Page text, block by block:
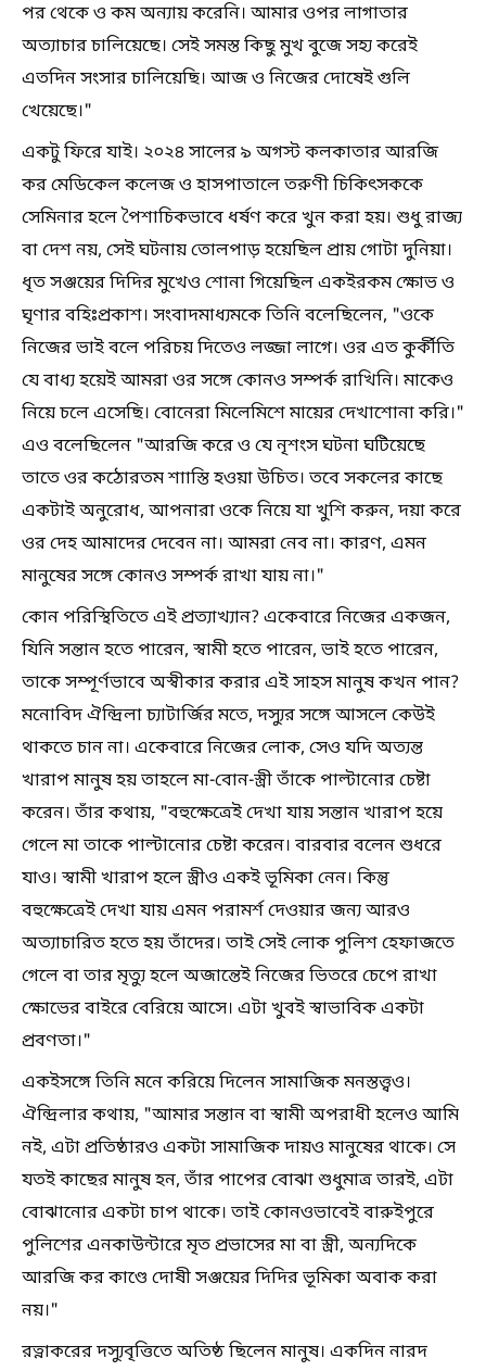
পর থেকে ও কম অন্যায় করেনি। আমার ওপর লাগাতার
অত্যাচার চালিয়েছে। সেই সমস্ত কিছু মুখ বুজে সহ্য করেই
এতদিন সংসার চালিয়েছি। আজ ও নিজের দোষেই গুলি
খেয়েছে।"
একটু ফিরে যাই। ২০২৪ সালের ৯ অগস্ট কলকাতার আরজি
কর মেডিকেল কলেজ ও হাসপাতালে তরুণী চিকিৎসককে
সেমিনার হলে পৈশাচিকভাবে ধর্ষণ করে খুন করা হয়। শুধু রাজ্য
বা দেশ নয়, সেই ঘটনায় তোলপাড় হয়েছিল প্রায় গোটা দুনিয়া।
ধৃত সঞ্জয়ের দিদির মুখেও শোনা গিয়েছিল একইরকম ক্ষোভ ও
ঘৃণার বহিঃপ্রকাশ। সংবাদমাধ্যমকে তিনি বলেছিলেন, "ওকে
নিজের ভাই বলে পরিচয় দিতেও লজ্জা লাগে। ওর এত কুর্কীতি
যে বাধ্য হয়েই আমরা ওর সঙ্গে কোনও সম্পর্ক রাখিনি। মাকেও
নিয়ে চলে এসেছি। বোনেরা মিলেমিশে মায়ের দেখাশোনা করি।"
এও বলেছিলেন "আরজি করে ও যে নৃশংস ঘটনা ঘটিয়েছে
তাতে ওর কঠোরতম শাাস্তি হওয়া উচিত। তবে সকলের কাছে
একটাই অনুরোধ, আপনারা ওকে নিয়ে যা খুশি করুন, দয়া করে
ওর দেহ আমাদের দেবেন না। আমরা নেব না। কারণ, এমন
মানুষের সঙ্গে কোনও সম্পর্ক রাখা যায় না।"
কোন পরিস্থিতিতে এই প্রত্যাখ্যান? একেবারে নিজের একজন,
যিনি সন্তান হতে পারেন, স্বামী হতে পারেন, ভাই হতে পারেন,
তাকে সম্পূর্ণভাবে অস্বীকার করার এই সাহস মানুষ কখন পান?
মনোবিদ ঐন্দ্রিলা চ্যাটার্জির মতে, দস্যুর সঙ্গে আসলে কেউই
থাকতে চান না। একেবারে নিজের লোক, সেও যদি অত্যন্ত
খারাপ মানুষ হয় তাহলে মা-বোন-স্ত্রী তাঁকে পাল্টানোর চেষ্টা
করেন। তাঁর কথায়, "বহুক্ষেত্রেই দেখা যায় সন্তান খারাপ হয়ে
গেলে মা তাকে পাল্টানোর চেষ্টা করেন। বারবার বলেন শুধরে
যাও। স্বামী খারাপ হলে স্ত্রীও একই ভূমিকা নেন। কিন্তু
বহুক্ষেত্রেই দেখা যায় এমন পরামর্শ দেওয়ার জন্য আরও
অত্যাচারিত হতে হয় তাঁদের। তাই সেই লোক পুলিশ হেফাজতে
গেলে বা তার মৃত্যু হলে অজান্তেই নিজের ভিতরে চেপে রাখা
ক্ষোভের বাইরে বেরিয়ে আসে। এটা খুবই স্বাভাবিক একটা
প্রবণতা।"
একইসঙ্গে তিনি মনে করিয়ে দিলেন সামাজিক মনস্তত্ত্বও।
ঐন্দ্রিলার কথায়, "আমার সন্তান বা স্বামী অপরাধী হলেও আমি
নই, এটা প্রতিষ্ঠারও একটা সামাজিক দায়ও মানুষের থাকে। সে
যতই কাছের মানুষ হন, তাঁর পাপের বোঝা শুধুমাত্র তারই, এটা
বোঝানোর একটা চাপ থাকে। তাই কোনওভাবেই বারুইপুরে
পুলিশের এনকাউন্টারে মৃত প্রভাসের মা বা স্ত্রী, অন্যদিকে
আরজি কর কাণ্ডে দোষী সঞ্জয়ের দিদির ভূমিকা অবাক করা
নয়।"
রত্নাকরের দস্যুবৃত্তিতে অতিষ্ঠ ছিলেন মানুষ। একদিন নারদ